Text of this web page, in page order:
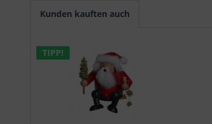
Kunden kauften auch
TIPP!